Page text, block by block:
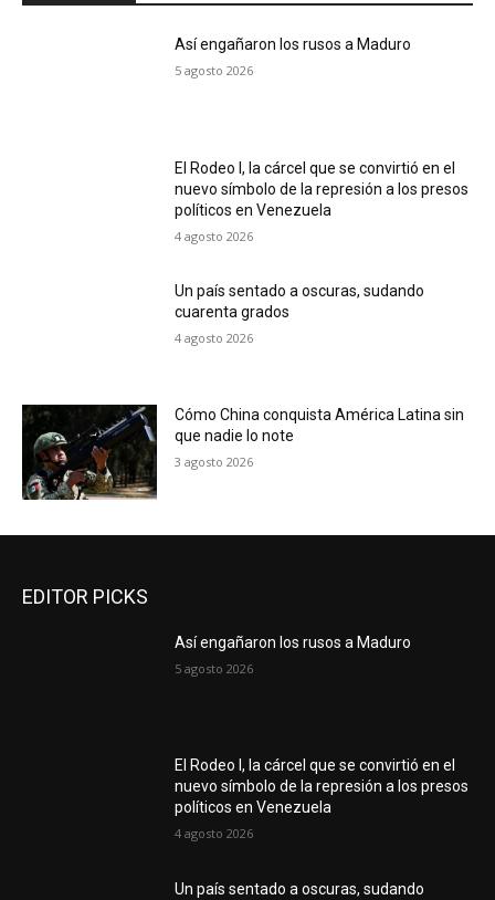
Así engañaron los rusos a Maduro
5 agosto 2026
El Rodeo I, la cárcel que se convirtió en el
nuevo símbolo de la represión a los presos
políticos en Venezuela
4 agosto 2026
Un país sentado a oscuras, sudando
cuarenta grados
4 agosto 2026
Cómo China conquista América Latina sin
que nadie lo note
3 agosto 2026
EDITOR PICKS
Así engañaron los rusos a Maduro
5 agosto 2026
El Rodeo I, la cárcel que se convirtió en el
nuevo símbolo de la represión a los presos
políticos en Venezuela
4 agosto 2026
Un país sentado a oscuras, sudando